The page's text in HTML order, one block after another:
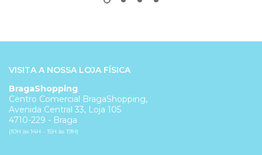
VISITA A NOSSA LOJA FÍSICA
BragaShopping
Centro Comercial BragaShopping,
Avenida Central 33, Loja 105
4710-229 - Braga
(10H às 14H - 15H às 19H)